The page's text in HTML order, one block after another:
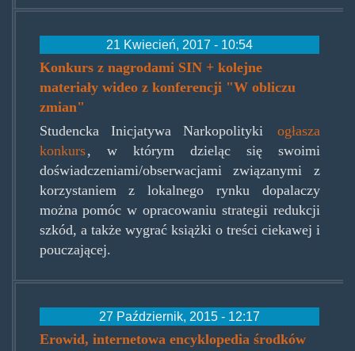
21 Kwiecień, 2017 - 10:54
Konkurs z nagrodami SIN + kolejne
materiały wideo z konferencji "W obliczu
zmian"
Studencka Inicjatywa Narkopolityki
ogłasza
konkurs, w którym dzieląc się swoimi
doświadczeniami/obserwacjami związanymi z
korzystaniem z lokalnego rynku dopalaczy
można pomóc w opracowaniu strategii redukcji
szkód, a także wygrać książki o treści ciekawej i
pouczającej.
27 Październik, 2015 - 12:17
Erowid, internetowa encyklopedia środków